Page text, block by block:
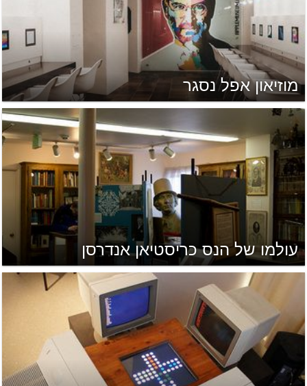
מוזיאון אפל נסגר
עולמו של הנס כריסטיאן אנדרסן